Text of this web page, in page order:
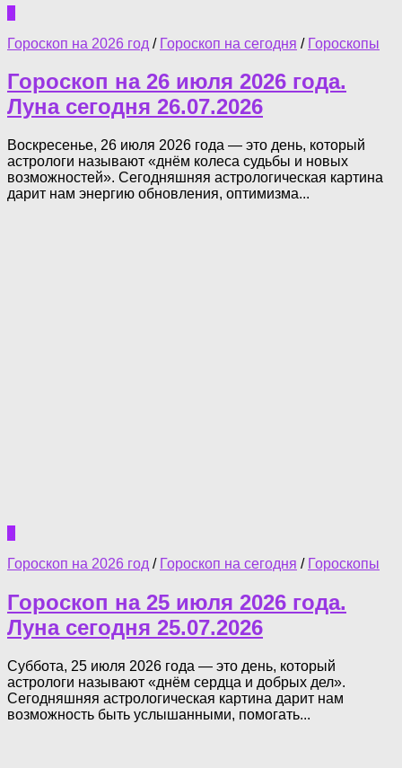
0
Гороскоп на 2026 год / Гороскоп на сегодня / Гороскопы
Гороскоп на 26 июля 2026 года.
Луна сегодня 26.07.2026
Воскресенье, 26 июля 2026 года — это день, который
астрологи называют «днём колеса судьбы и новых
возможностей». Сегодняшняя астрологическая картина
дарит нам энергию обновления, оптимизма...
0
Гороскоп на 2026 год / Гороскоп на сегодня / Гороскопы
Гороскоп на 25 июля 2026 года.
Луна сегодня 25.07.2026
Суббота, 25 июля 2026 года — это день, который
астрологи называют «днём сердца и добрых дел».
Сегодняшняя астрологическая картина дарит нам
возможность быть услышанными, помогать...